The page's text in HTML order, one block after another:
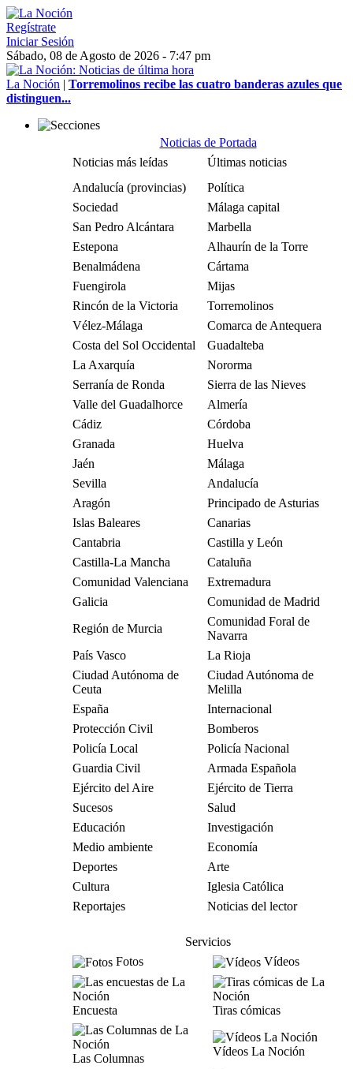
Regístrate
Iniciar Sesión
Sábado, 08 de Agosto de 2026 - 7:47 pm
La Noción | Torremolinos recibe las cuatro banderas azules que
distinguen...
Noticias de Portada
Noticias más leídas
Últimas noticias
Andalucía (provincias)
Política
Sociedad
Málaga capital
San Pedro Alcántara
Marbella
Estepona
Alhaurín de la Torre
Benalmádena
Cártama
Fuengirola
Mijas
Rincón de la Victoria
Torremolinos
Vélez-Málaga
Comarca de Antequera
Costa del Sol Occidental
Guadalteba
La Axarquía
Nororma
Serranía de Ronda
Sierra de las Nieves
Valle del Guadalhorce
Almería
Cádiz
Córdoba
Granada
Huelva
Jaén
Málaga
Sevilla
Andalucía
Aragón
Principado de Asturias
Islas Baleares
Canarias
Cantabria
Castilla y León
Castilla-La Mancha
Cataluña
Comunidad Valenciana
Extremadura
Galicia
Comunidad de Madrid
Región de Murcia
Comunidad Foral de
Navarra
País Vasco
La Rioja
Ciudad Autónoma de
Ceuta
Ciudad Autónoma de
Melilla
España
Internacional
Protección Civil
Bomberos
Policía Local
Policía Nacional
Guardia Civil
Armada Española
Ejército del Aire
Ejército de Tierra
Sucesos
Salud
Educación
Investigación
Medio ambiente
Economía
Deportes
Arte
Cultura
Iglesia Católica
Reportajes
Noticias del lector
Servicios
Fotos
Vídeos
Encuesta Tiras cómicas
Las Columnas
Vídeos La Noción